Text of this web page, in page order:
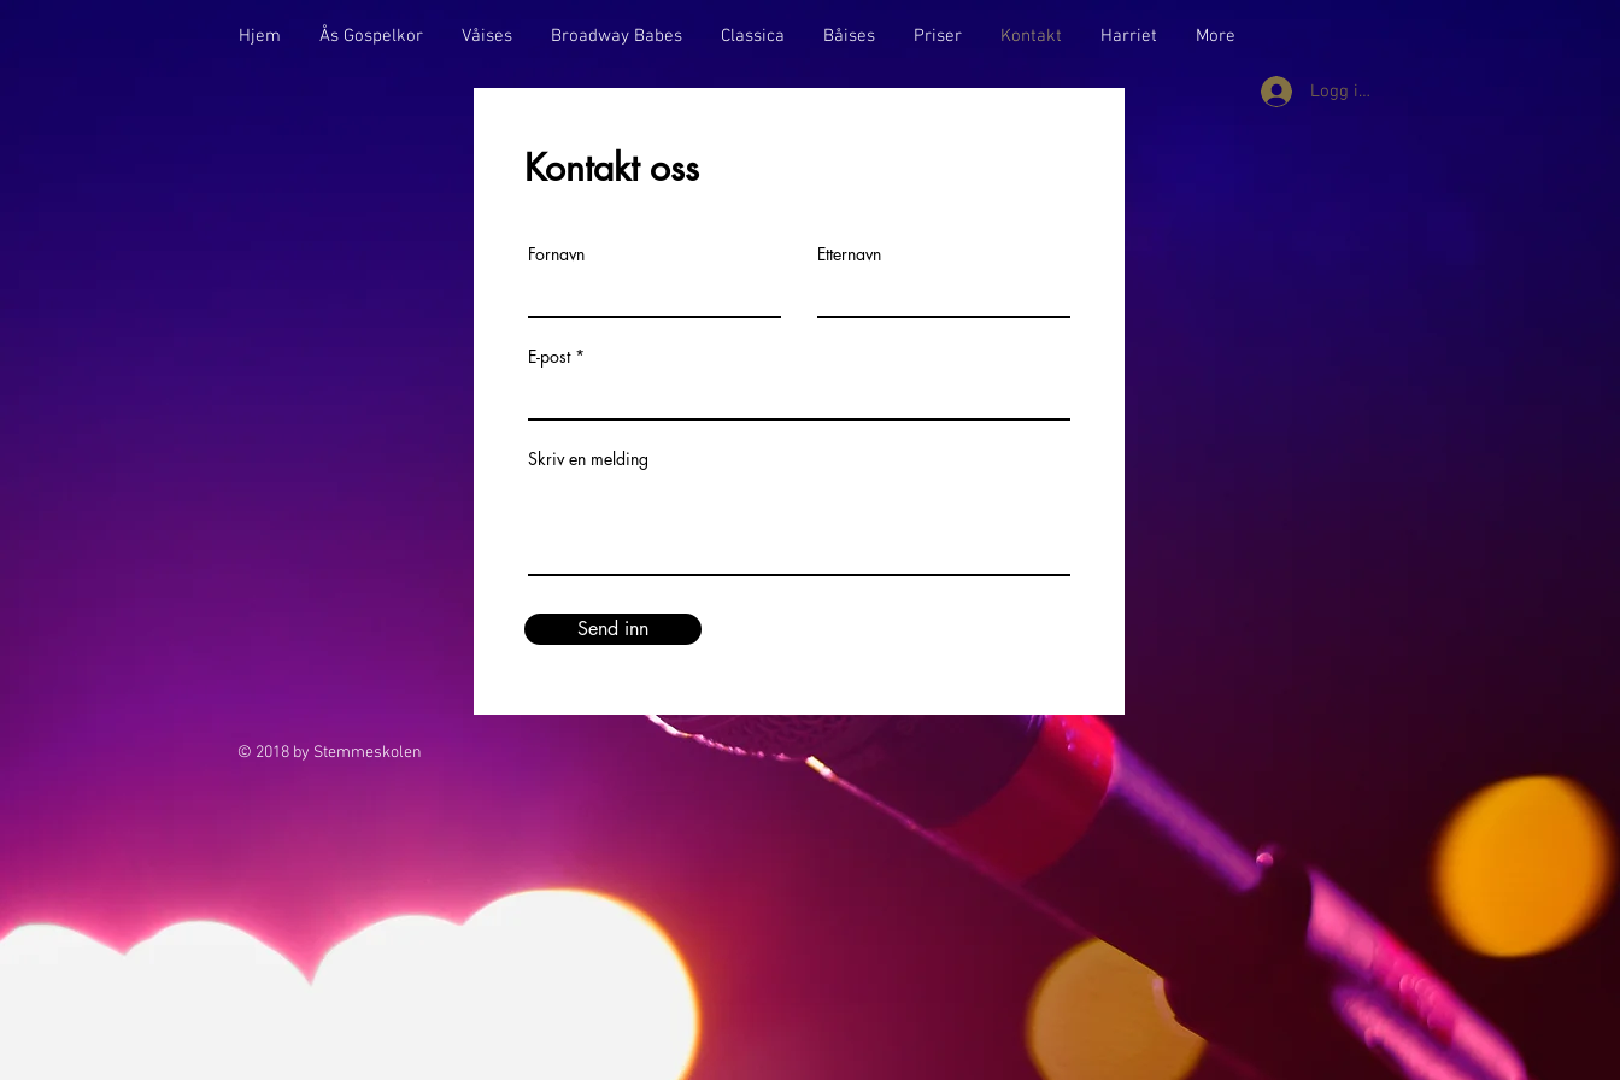
Hjem Ås Gospelkor Våises Broadway Babes Classica Båises Priser Kontakt Harriet More
Logg inn
Kontakt oss
Fornavn Etternavn
E-post
Skriv en melding
Send inn
© 2018 by Stemmeskolen